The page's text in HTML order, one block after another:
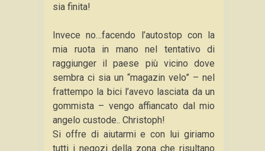
sia finita!
Invece no…facendo l’autostop con la
mia ruota in mano nel tentativo di
raggiunger il paese più vicino dove
sembra ci sia un “magazin velo” – nel
frattempo la bici l’avevo lasciata da un
gommista – vengo affiancato dal mio
angelo custode.. Christoph!
Si offre di aiutarmi e con lui giriamo
tutti i negozi della zona che risultano